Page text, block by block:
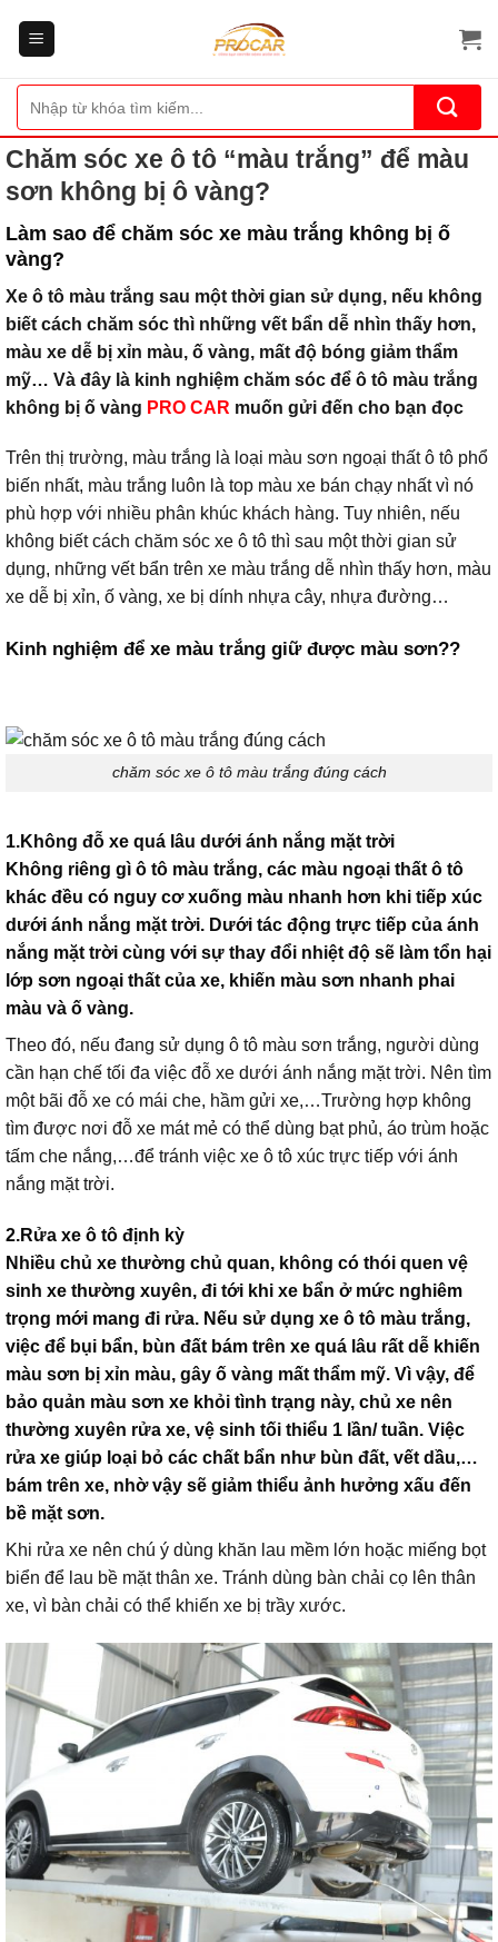
kiếm:
Chăm sóc xe ô tô “màu trắng” để màu
sơn không bị ô vàng?
Làm sao để chăm sóc xe màu trắng không bị ố
vàng?
Xe ô tô màu trắng sau một thời gian sử dụng, nếu không
biết cách chăm sóc thì những vết bẩn dễ nhìn thấy hơn,
màu xe dễ bị xỉn màu, ố vàng, mất độ bóng giảm thẩm
mỹ… Và đây là kinh nghiệm chăm sóc để ô tô màu trắng
không bị ố vàng PRO CAR muốn gửi đến cho bạn đọc
Trên thị trường, màu trắng là loại màu sơn ngoại thất ô tô phổ
biến nhất, màu trắng luôn là top màu xe bán chạy nhất vì nó
phù hợp với nhiều phân khúc khách hàng. Tuy nhiên, nếu
không biết cách chăm sóc xe ô tô thì sau một thời gian sử
dụng, những vết bẩn trên xe màu trắng dễ nhìn thấy hơn, màu
xe dễ bị xỉn, ố vàng, xe bị dính nhựa cây, nhựa đường…
Kinh nghiệm để xe màu trắng giữ được màu sơn??
chăm sóc xe ô tô màu trắng đúng cách
1.Không đỗ xe quá lâu dưới ánh nắng mặt trời
Không riêng gì ô tô màu trắng, các màu ngoại thất ô tô
khác đều có nguy cơ xuống màu nhanh hơn khi tiếp xúc
dưới ánh nắng mặt trời. Dưới tác động trực tiếp của ánh
nắng mặt trời cùng với sự thay đổi nhiệt độ sẽ làm tổn hại
lớp sơn ngoại thất của xe, khiến màu sơn nhanh phai
màu và ố vàng.
Theo đó, nếu đang sử dụng ô tô màu sơn trắng, người dùng
cần hạn chế tối đa việc đỗ xe dưới ánh nắng mặt trời. Nên tìm
một bãi đỗ xe có mái che, hầm gửi xe,…Trường hợp không
tìm được nơi đỗ xe mát mẻ có thể dùng bạt phủ, áo trùm hoặc
tấm che nắng,…để tránh việc xe ô tô xúc trực tiếp với ánh
nắng mặt trời.
2.Rửa xe ô tô định kỳ
Nhiều chủ xe thường chủ quan, không có thói quen vệ
sinh xe thường xuyên, đi tới khi xe bẩn ở mức nghiêm
trọng mới mang đi rửa. Nếu sử dụng xe ô tô màu trắng,
việc để bụi bẩn, bùn đất bám trên xe quá lâu rất dễ khiến
màu sơn bị xỉn màu, gây ố vàng mất thẩm mỹ. Vì vậy, để
bảo quản màu sơn xe khỏi tình trạng này, chủ xe nên
thường xuyên rửa xe, vệ sinh tối thiểu 1 lần/ tuần. Việc
rửa xe giúp loại bỏ các chất bẩn như bùn đất, vết dầu,…
bám trên xe, nhờ vậy sẽ giảm thiểu ảnh hưởng xấu đến
bề mặt sơn.
Khi rửa xe nên chú ý dùng khăn lau mềm lớn hoặc miếng bọt
biển để lau bề mặt thân xe. Tránh dùng bàn chải cọ lên thân
xe, vì bàn chải có thể khiến xe bị trầy xước.